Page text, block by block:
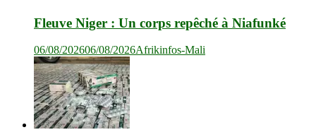
Fleuve Niger : Un corps repêché à Niafunké
06/08/202606/08/2026Afrikinfos-Mali